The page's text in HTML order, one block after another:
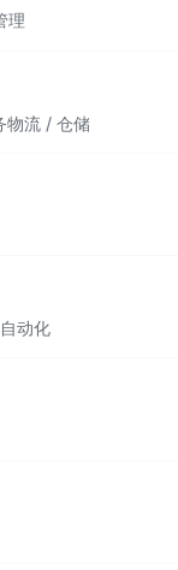
理
物流 / 仓储
动化